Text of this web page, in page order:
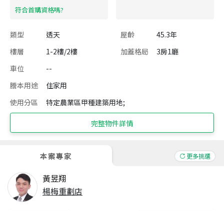
​符合首購資格嗎?
類型 透天 屋齡
45.3年
樓層
1-2樓/2樓 加蓋格局
3房1廳
車位
--
謄本用途
住家用
使用分區
特定農業區甲種建築用地;
完整物件詳情
本案專家 更多挑選
黃昱翔
楊梅重劃店